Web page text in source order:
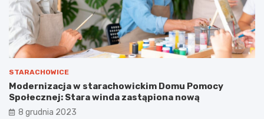
STARACHOWICE
Modernizacja w starachowickim Domu Pomocy
Społecznej: Stara winda zastąpiona nową
8 grudnia 2023